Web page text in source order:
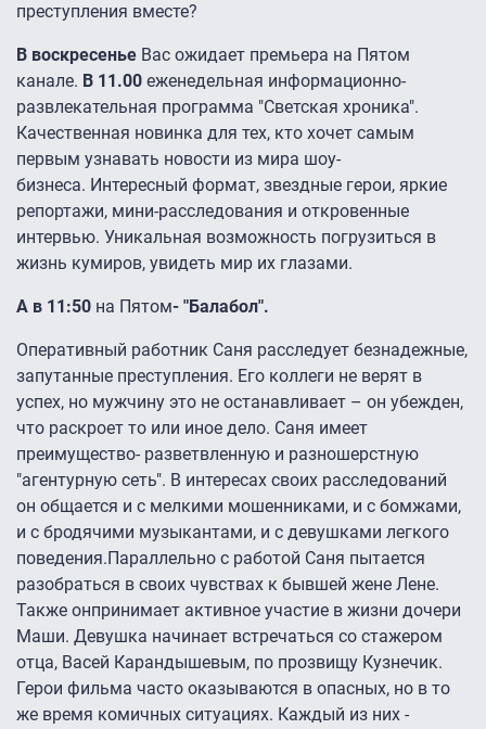
преступления вместе?
В воскресенье Вас ожидает премьера на Пятом
канале. В 11.00 еженедельная информационно-
развлекательная программа "Светская хроника".
Качественная новинка для тех, кто хочет самым
первым узнавать новости из мира шоу-
бизнеса. Интересный формат, звездные герои, яркие
репортажи, мини-расследования и откровенные
интервью. Уникальная возможность погрузиться в
жизнь кумиров, увидеть мир их глазами.
А в 11:50 на Пятом- "Балабол".
Оперативный работник Саня расследует безнадежные,
запутанные преступления. Его коллеги не верят в
успех, но мужчину это не останавливает – он убежден,
что раскроет то или иное дело. Саня имеет
преимущество- разветвленную и разношерстную
"агентурную сеть". В интересах своих расследований
он общается и с мелкими мошенниками, и с бомжами,
и с бродячими музыкантами, и с девушками легкого
поведения.Параллельно с работой Саня пытается
разобраться в своих чувствах к бывшей жене Лене.
Также онпринимает активное участие в жизни дочери
Маши. Девушка начинает встречаться со стажером
отца, Васей Карандышевым, по прозвищу Кузнечик.
Герои фильма часто оказываются в опасных, но в то
же время комичных ситуациях. Каждый из них -